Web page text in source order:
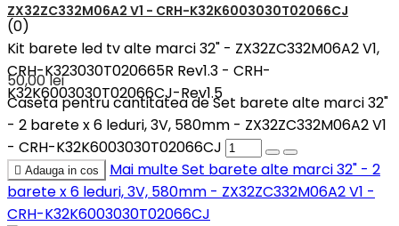
ZX32ZC332M06A2 V1 - CRH-K32K6003030T02066CJ
(0)
Kit barete led tv alte marci 32" - ZX32ZC332M06A2 V1,
CRH-K323030T020665R Rev1.3 - CRH-
K32K6003030T02066CJ-Rev1.5
50,00 lei
Caseta pentru cantitatea de Set barete alte marci 32"
- 2 barete x 6 leduri, 3V, 580mm - ZX32ZC332M06A2 V1
- CRH-K32K6003030T02066CJ
 Adauga in cos Mai multeSet barete alte marci 32" - 2
barete x 6 leduri, 3V, 580mm - ZX32ZC332M06A2 V1 -
CRH-K32K6003030T02066CJ